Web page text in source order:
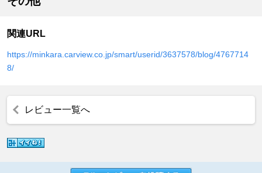
関連URL
https://minkara.carview.co.jp/smart/userid/3637578/blog/4767714
8/
レビュー一覧へ